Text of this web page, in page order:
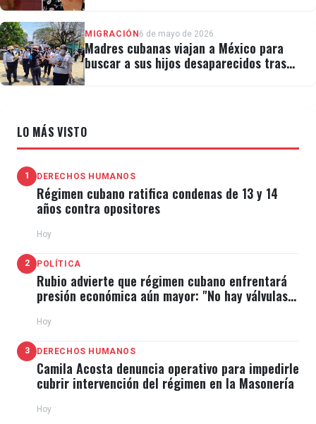
MIGRACIÓN6 de mayo de 2026
Madres cubanas viajan a México para
buscar a sus hijos desaparecidos tras
LO MÁS VISTO
1 DERECHOS HUMANOS
Régimen cubano ratifica condenas de 13 y 14
años contra opositores
Hoy
2 POLÍTICA
Rubio advierte que régimen cubano enfrentará
presión económica aún mayor: "No hay válvulas
Hoy
3 DERECHOS HUMANOS
Camila Acosta denuncia operativo para impedirle
cubrir intervención del régimen en la Masonería
Hoy